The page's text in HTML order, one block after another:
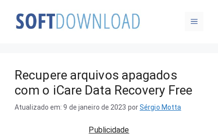
para
MENU
Recupere arquivos apagados
com o iCare Data Recovery Free
Atualizado em: 9 de janeiro de 2023 porSérgio Motta
Publicidade